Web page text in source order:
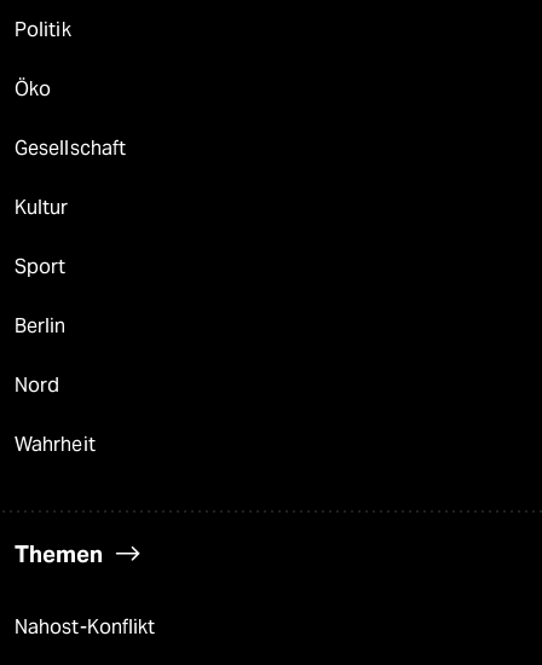
Politik
Öko
Gesellschaft
Kultur
Sport
Berlin
Nord
Wahrheit
Themen
Nahost-Konflikt